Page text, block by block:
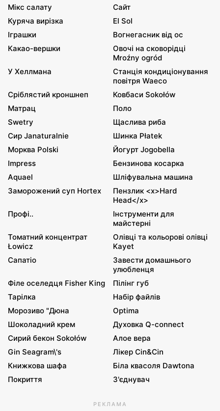
Мікс салату
Сайт
Куряча вирізка
El Sol
Іграшки
Вогнегасник від ос
Какао-вершки
Овочі на сковорідці
Mroźny ogród
У Хеллмана
Станція кондиціонування
повітря Waeco
Сріблястий кроншнеп
Ковбаси Sokołów
Матрац
Поло
Swetry
Щаслива риба
Сир Janaturalnie
Шинка Płatek
Морква Polski
Йогурт Jogobella
Impress
Бензинова косарка
Aquael
Шліфувальна машина
Заморожений суп Hortex
Пензлик <x>Hard
Head</x>
Профі..
Інструменти для
майстерні
Томатний концентрат
Łowicz
Олівці та кольорові олівці
Kayet
Сапатіо
Завести домашнього
улюбленця
Філе оселедця Fisher King
Пілінг губ
Тарілка
Набір файлів
Морозиво "Дюна
Optima
Шоколадний крем
Духовка Q-connect
Сирий бекон Sokołów
Алое вера
Gin Seagram\'s
Лікер Cin&Cin
Книжкова шафа
Біла квасоля Dawtona
Покриття
З'єднувач
РЕКЛАМА